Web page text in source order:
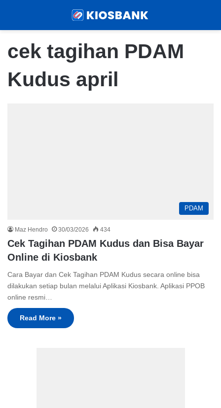
cek tagihan PDAM
Kudus april
PDAM
Maz Hendro 30/03/2026 434
Cek Tagihan PDAM Kudus dan Bisa Bayar
Online di Kiosbank
Cara Bayar dan Cek Tagihan PDAM Kudus secara online bisa
dilakukan setiap bulan melalui Aplikasi Kiosbank. Aplikasi PPOB
online resmi…
Read More »